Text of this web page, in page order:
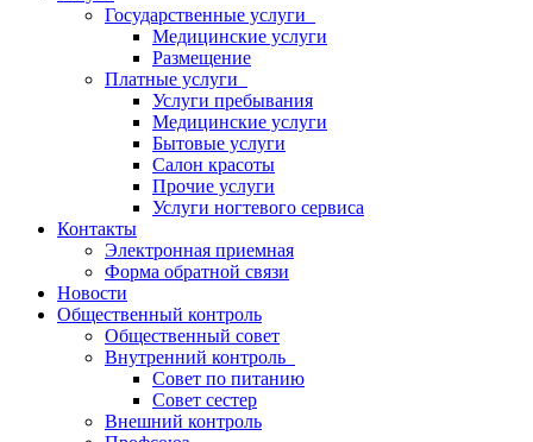
Государственные услуги
Медицинские услуги
Размещение
Платные услуги
Услуги пребывания
Медицинские услуги
Бытовые услуги
Салон красоты
Прочие услуги
Услуги ногтевого сервиса
Контакты
Электронная приемная
Форма обратной связи
Новости
Общественный контроль
Общественный совет
Внутренний контроль
Совет по питанию
Совет сестер
Внешний контроль